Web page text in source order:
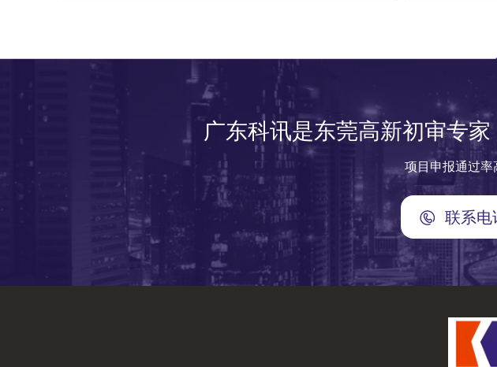
广东科讯是东莞高新初审专
项目申报通过
联系电